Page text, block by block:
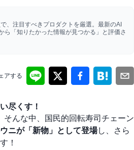
、注目すべきプロダクトを厳選。最新のAI
ら「知りたかった情報が見つかる」と評価さ
アする
尽くす！
んな中、国民的回転寿司チェーン
ニが「新物」として登場し、さら
！